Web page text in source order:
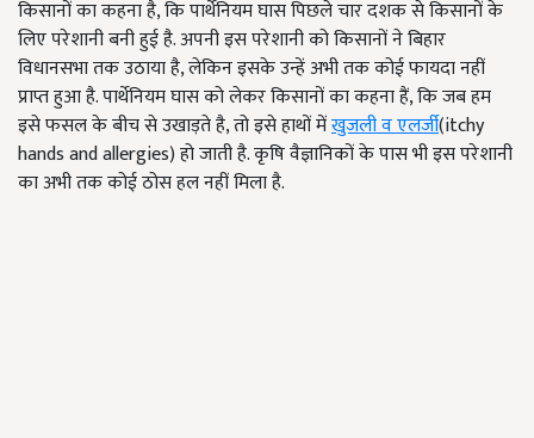
किसानों का कहना है, कि पार्थेनियम घास पिछले चार दशक से किसानों के
लिए परेशानी बनी हुई है. अपनी इस परेशानी को किसानों ने बिहार
विधानसभा तक उठाया है, लेकिन इसके उन्हें अभी तक कोई फायदा नहीं
प्राप्त हुआ है. पार्थेनियम घास को लेकर किसानों का कहना हैं, कि जब हम
इसे फसल के बीच से उखाड़ते है, तो इसे हाथों मेंखुजली व एलर्जी(itchy
hands and allergies) हो जाती है. कृषि वैज्ञानिकों के पास भी इस परेशानी
का अभी तक कोई ठोस हल नहीं मिला है.